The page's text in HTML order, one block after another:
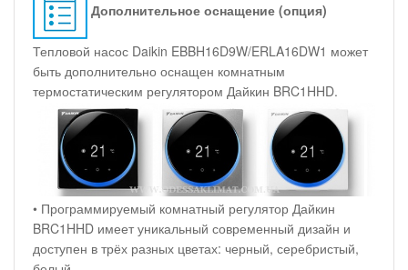
Дополнительное оснащение (опция)
Тепловой насос Daikin EBBH16D9W/ERLA16DW1 может
быть дополнительно оснащен комнатным
термостатическим регулятором Дайкин BRC1HHD.
• Программируемый комнатный регулятор Дайкин
BRC1HHD имеет уникальный современный дизайн и
доступен в трёх разных цветах: черный, серебристый,